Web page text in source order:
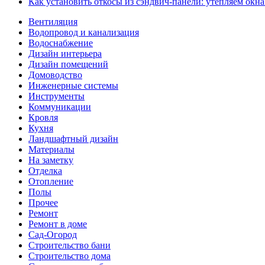
Вентиляция
Водопровод и канализация
Водоснабжение
Дизайн интерьера
Дизайн помещений
Домоводство
Инженерные системы
Инструменты
Коммуникации
Кровля
Кухня
Ландшафтный дизайн
Материалы
На заметку
Отделка
Отопление
Полы
Прочее
Ремонт
Ремонт в доме
Сад-Огород
Строительство бани
Строительство дома